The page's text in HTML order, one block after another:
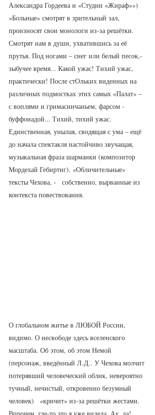
Александра Гордеева и «Студии «Жираф»»)
«Больные» смотрят в зрительный зал,
произносят свои монологи из-за решётки.
Смотрят нам в души, ухватившись за её
прутья. Под ногами – снег или белый песок,-
зыбучее время... Какой ужас! Тихий ужас,
практически! После стОльких виденных на
различных подмостках этих самых «Палат» –
с воплями и гримасничаньем, фарсом -
буффонадой... Тихий, тихий ужас.
Единственная, унылая, сводящая с ума – ещё
до начала спектакля настойчиво звучащая,
музыкальная фраза шарманки (композитор
Мордехай Гебиртиг). «Обличительные»
тексты Чехова, -   собственно, вырванные из
контекста повествования.
О глобальном житье в ЛЮБОЙ России,
видимо. О несвободе здесь вселенского
масштаба. Об этом, об этом Немой
(персонаж, введённый Л.Д.. У Чехова молчит
потерявший человеческий облик, невероятно
тучный, нечистый, откровенно безумный
человек)   «кричит» из-за решётки жестами.
Впрочем, где-то это я уже видела. Ах, да!